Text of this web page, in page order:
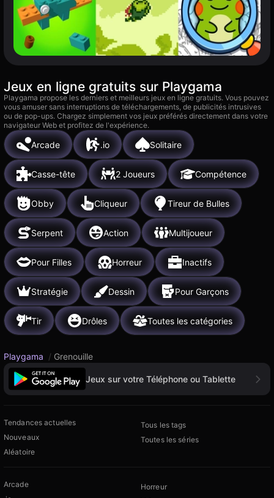
Jeux en ligne gratuits sur Playgama
Playgama propose les derniers et meilleurs jeux en ligne gratuits. Vous pouvez
vous amuser sans interruptions de téléchargements, de publicités intrusives
ou de pop-ups. Chargez simplement vos jeux préférés directement dans votre
navigateur Web et profitez de l'expérience.
Arcade .io Solitaire
Casse-tête 2 Joueurs Compétence
Obby Cliqueur Tireur de Bulles
Serpent Action Multijoueur
Pour Filles Horreur Inactifs
Stratégie Dessin Pour Garçons
Tir Drôles Toutes les catégories
Playgama / Grenouille
Jeux sur votre Téléphone ou Tablette
Tendances actuelles
Nouveaux
Aléatoire
Tous les tags
Toutes les séries
Arcade
Horreur